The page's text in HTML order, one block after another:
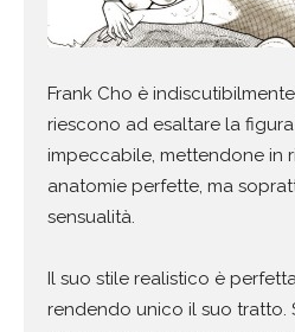
Frank Cho è
riescono ad esaltare la
impeccabile, mettendone in
anatomie perfette, ma
sensualità.
Il suo stile realistico è
rendendo unico il suo tratto.